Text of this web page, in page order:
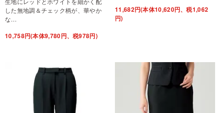
した無地調＆チェック柄が、華やか
な…
10,758円(本体9,780円、税978円)
11,682円(本体10,620円、税1,062
円)